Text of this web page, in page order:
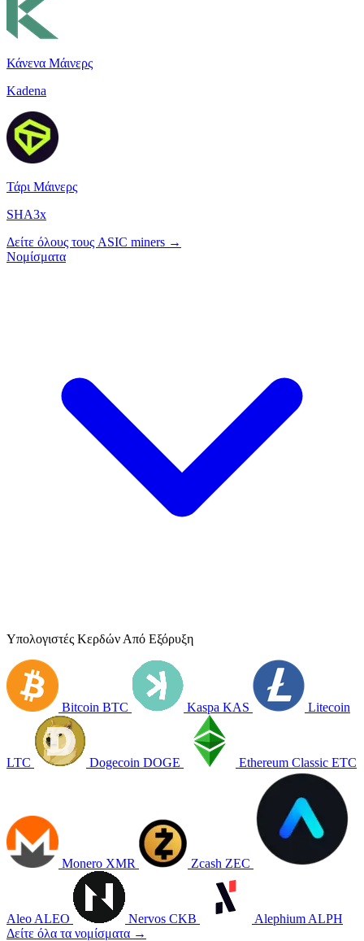
Κάνενα Μάινερς
Kadena
Τάρι Μάινερς
SHA3x
Δείτε όλους τους ASIC miners →
Νομίσματα
Υπολογιστές Κερδών Από Εξόρυξη
Bitcoin BTC Kaspa KAS Litecoin
LTC Dogecoin DOGE Ethereum Classic ETC
Monero XMR Zcash ZEC
Aleo ALEO Nervos CKB Alephium ALPH
Δείτε όλα τα νομίσματα →